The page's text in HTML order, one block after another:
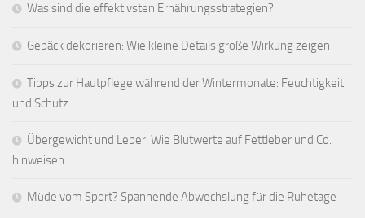
Was sind die effektivsten Ernährungsstrategien?
Gebäck dekorieren: Wie kleine Details große Wirkung zeigen
Tipps zur Hautpflege während der Wintermonate: Feuchtigkeit
und Schutz
Übergewicht und Leber: Wie Blutwerte auf Fettleber und Co.
hinweisen
Müde vom Sport? Spannende Abwechslung für die Ruhetage